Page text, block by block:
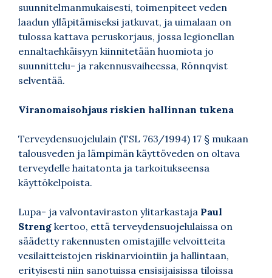
suunnitelmanmukaisesti, toimenpiteet veden
laadun ylläpitämiseksi jatkuvat, ja uimalaan on
tulossa kattava peruskorjaus, jossa legionellan
ennaltaehkäisyyn kiinnitetään huomiota jo
suunnittelu- ja rakennusvaiheessa, Rönnqvist
selventää.
Viranomaisohjaus riskien hallinnan tukena
Terveydensuojelulain (TSL 763/1994) 17 § mukaan
talousveden ja lämpimän käyttöveden on oltava
terveydelle haitatonta ja tarkoitukseensa
käyttökelpoista.
Lupa- ja valvontaviraston ylitarkastaja Paul
Streng kertoo, että terveydensuojelulaissa on
säädetty rakennusten omistajille velvoitteita
vesilaitteistojen riskinarviointiin ja hallintaan,
erityisesti niin sanotuissa ensisijaisissa tiloissa